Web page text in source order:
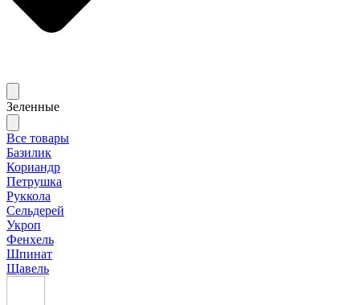
Зеленные
Все товары
Базилик
Кориандр
Петрушка
Руккола
Сельдерей
Укроп
Фенхель
Шпинат
Щавель